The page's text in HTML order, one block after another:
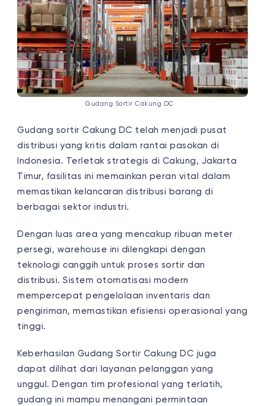
Gudang Sortir Cakung DC
Gudang sortir Cakung DC telah menjadi pusat
distribusi yang kritis dalam rantai pasokan di
Indonesia. Terletak strategis di Cakung, Jakarta
Timur, fasilitas ini memainkan peran vital dalam
memastikan kelancaran distribusi barang di
berbagai sektor industri.
Dengan luas area yang mencakup ribuan meter
persegi, warehouse ini dilengkapi dengan
teknologi canggih untuk proses sortir dan
distribusi. Sistem otomatisasi modern
mempercepat pengelolaan inventaris dan
pengiriman, memastikan efisiensi operasional yang
tinggi.
Keberhasilan Gudang Sortir Cakung DC juga
dapat dilihat dari layanan pelanggan yang
unggul. Dengan tim profesional yang terlatih,
gudang ini mampu menangani permintaan